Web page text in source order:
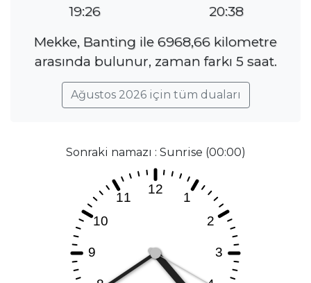
19:26
20:38
Mekke, Banting ile 6968,66 kilometre
arasında bulunur, zaman farkı 5 saat.
Ağustos 2026 için tüm duaları
Sonraki namazı : Sunrise (00:00)